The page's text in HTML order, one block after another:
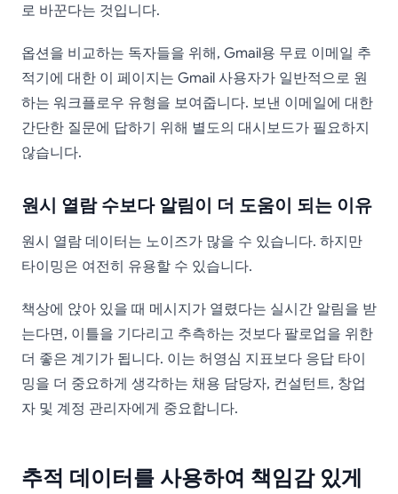
로 바꾼다는 것입니다.
옵션을 비교하는 독자들을 위해, Gmail용 무료 이메일 추
적기에 대한 이 페이지는 Gmail 사용자가 일반적으로 원
하는 워크플로우 유형을 보여줍니다. 보낸 이메일에 대한
간단한 질문에 답하기 위해 별도의 대시보드가 필요하지
않습니다.
원시 열람 수보다 알림이 더 도움이 되는 이유
원시 열람 데이터는 노이즈가 많을 수 있습니다. 하지만
타이밍은 여전히 유용할 수 있습니다.
책상에 앉아 있을 때 메시지가 열렸다는 실시간 알림을 받
는다면, 이틀을 기다리고 추측하는 것보다 팔로업을 위한
더 좋은 계기가 됩니다. 이는 허영심 지표보다 응답 타이
밍을 더 중요하게 생각하는 채용 담당자, 컨설턴트, 창업
자 및 계정 관리자에게 중요합니다.
추적 데이터를 사용하여 책임감 있게